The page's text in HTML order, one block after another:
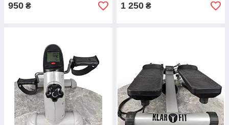
950 ₴ 1 250 ₴